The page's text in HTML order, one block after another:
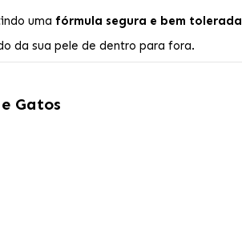
uma fórmula segura e bem tolerada
da sua pele de dentro para fora.
Gatos